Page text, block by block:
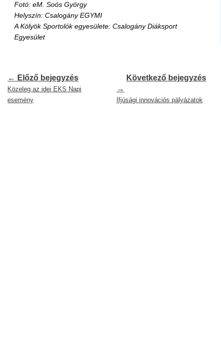
Fotó: eM. Soós György
Helyszín: Csalogány EGYMI
A Kölyök Sportolók egyesülete: Csalogány Diáksport
Egyesület
← Előző bejegyzés
Közeleg az idei EKS Napi
esemény
Következő bejegyzés
→
Ifjúsági innovációs pályázatok